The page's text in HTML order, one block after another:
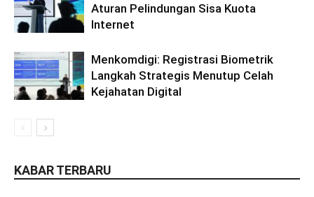
Aturan Pelindungan Sisa Kuota
Internet
Menkomdigi: Registrasi Biometrik
Langkah Strategis Menutup Celah
Kejahatan Digital
KABAR TERBARU